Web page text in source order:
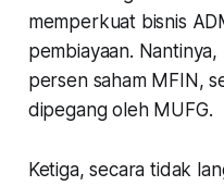
memperkuat bisnis
pembiayaan.
persen saham MFIN,
dipegang oleh MUFG.
Ketiga, secara tidak